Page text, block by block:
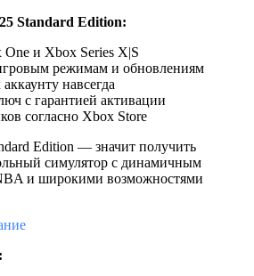
Standard Edition:
и Xbox Series X|S
режимам и обновлениям
навсегда
с гарантией активации
согласно Xbox Store
Edition — значит получить
симулятор с динамичным
и широкими возможностями